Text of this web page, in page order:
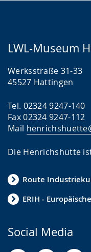
LWL-Museum
Werksstraße 31-33
45527 Hattingen
Tel. 02324 9247-140
Fax 02324 9247-112
Mail
Die Henrichshütte
Route
ERIH -
Social Media